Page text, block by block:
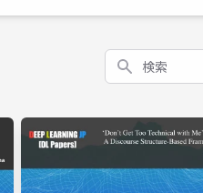
検索